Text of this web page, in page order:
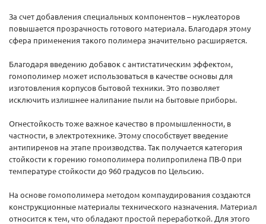
За счет добавления специальных компонентов – нуклеаторов
повышается прозрачность готового материала. Благодаря этому
сфера применения такого полимера значительно расширяется.
Благодаря введению добавок с антистатическим эффектом,
гомополимер может использоваться в качестве основы для
изготовления корпусов бытовой техники. Это позволяет
исключить излишнее налипание пыли на бытовые приборы.
Огнестойкость тоже важное качество в промышленности, в
частности, в электротехнике. Этому способствует введение
антипиренов на этапе производства. Так получается категория
стойкости к горению гомополимера полипропилена ПВ-0 при
температуре стойкости до 960 градусов по Цельсию.
На основе гомополимера методом компаудирования создаются
конструкционные материалы технического назначения. Материал
относится к тем, что обладают простой переработкой. Для этого